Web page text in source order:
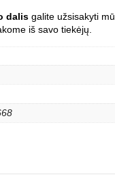
dalis galite užsisakyti
iš savo tiekėjų.